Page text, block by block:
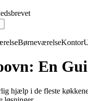
BørneværelseKontor
En
hjælp i de fleste